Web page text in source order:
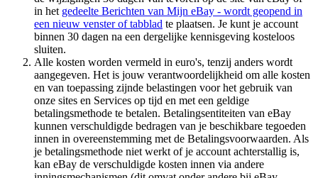
in het gedeelte Berichten van Mijn eBay - wordt geopend in
een nieuw venster of tabblad te plaatsen. Je kunt je account
binnen 30 dagen na een dergelijke kennisgeving kosteloos
sluiten.
Alle kosten worden vermeld in euro's, tenzij anders wordt
aangegeven. Het is jouw verantwoordelijkheid om alle kosten
en van toepassing zijnde belastingen voor het gebruik van
onze sites en Services op tijd en met een geldige
betalingsmethode te betalen. Betalingsentiteiten van eBay
kunnen verschuldigde bedragen van je beschikbare tegoeden
innen in overeenstemming met de Betalingsvoorwaarden. Als
je betalingsmethode niet werkt of je account achterstallig is,
kan eBay de verschuldigde kosten innen via andere